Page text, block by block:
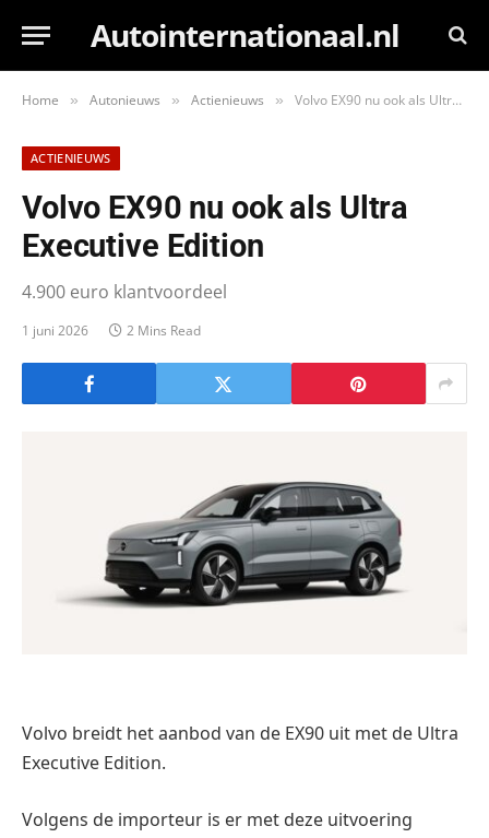
Autointernationaal.nl
Home » Autonieuws » Actienieuws » Volvo EX90 nu ook als Ultra Executive Edition
ACTIENIEUWS
Volvo EX90 nu ook als Ultra
Executive Edition
4.900 euro klantvoordeel
1 juni 2026 2 Mins Read
Volvo breidt het aanbod van de EX90 uit met de Ultra
Executive Edition.
Volgens de importeur is er met deze uitvoering